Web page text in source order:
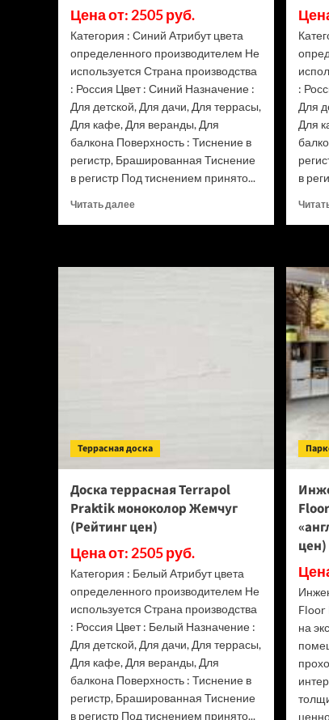
Цена от: 2505 руб.
Категория : Синий Атрибут цвета
определенного производителем Не
используется Страна производства
: Россия Цвет : Синий Назначение :
Для детской, Для дачи, Для террасы,
Для кафе, Для веранды, Для
балкона Поверхность : Тиснение в
регистр, Брашированная Тиснение
в регистр Под тиснением принято...
Читать далееПрочитать
:
Для
Для
в
Террасная доска
Доска террасная Terrapol
Praktik моноколор Жемчуг
(Рейтинг цен)
Цена от: 2505 руб.
Категория : Белый Атрибут цвета
определенного производителем Не
используется Страна производства
: Россия Цвет : Белый Назначение :
Для детской, Для дачи, Для террасы,
Для кафе, Для веранды, Для
балкона Поверхность : Тиснение в
регистр, Брашированная Тиснение
в регистр Под тиснением принято...
цен)
Floor
на